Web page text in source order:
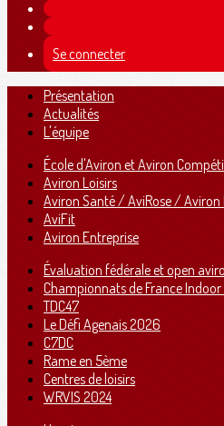
Se connecter
Présentation
Actualités
L'équipe
École d'Aviron et Aviron
Aviron Loisirs
Aviron Santé / AviRose / Aviron
AviFit
Aviron Entreprise
Évaluation fédérale et open
Championnats de France
TDC47
Le Défi Agenais 2026
C7DC
Rame en 5ème
Centres de loisirs
WRVIS 2024